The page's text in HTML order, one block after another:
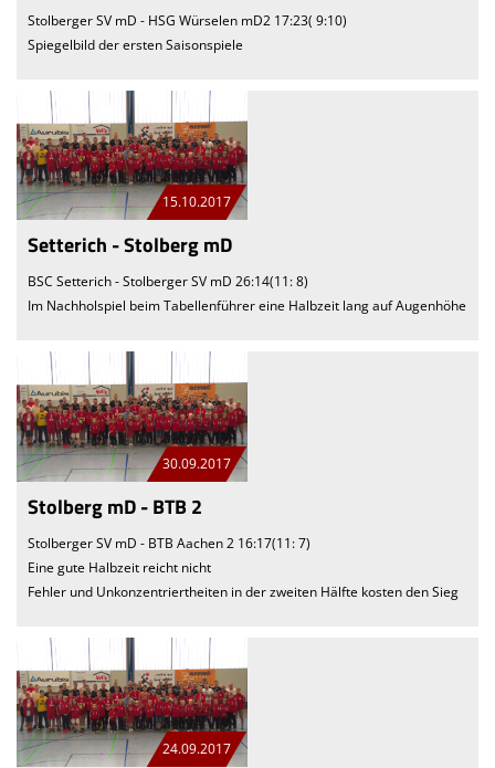
Stolberger SV mD - HSG Würselen mD2 17:23( 9:10)
Spiegelbild der ersten Saisonspiele
15.10.2017
Setterich - Stolberg mD
BSC Setterich - Stolberger SV mD 26:14(11: 8)
Im Nachholspiel beim Tabellenführer eine Halbzeit lang auf Augenhöhe
30.09.2017
Stolberg mD - BTB 2
Stolberger SV mD - BTB Aachen 2 16:17(11: 7)
Eine gute Halbzeit reicht nicht
Fehler und Unkonzentriertheiten in der zweiten Hälfte kosten den Sieg
24.09.2017